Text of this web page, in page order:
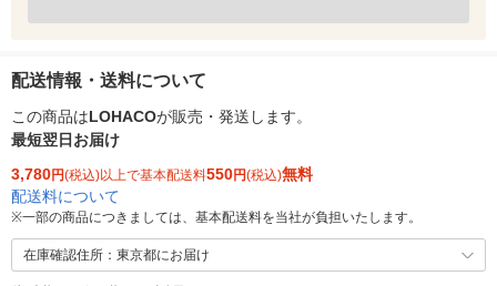
配送情報・送料について
この商品はLOHACOが販売・発送します。
最短翌日お届け
3,780円(税込)以上で基本配送料550円(税込)無料
配送料について
※一部の商品につきましては、基本配送料を当社が負担いたします。
在庫確認住所：東京都にお届け